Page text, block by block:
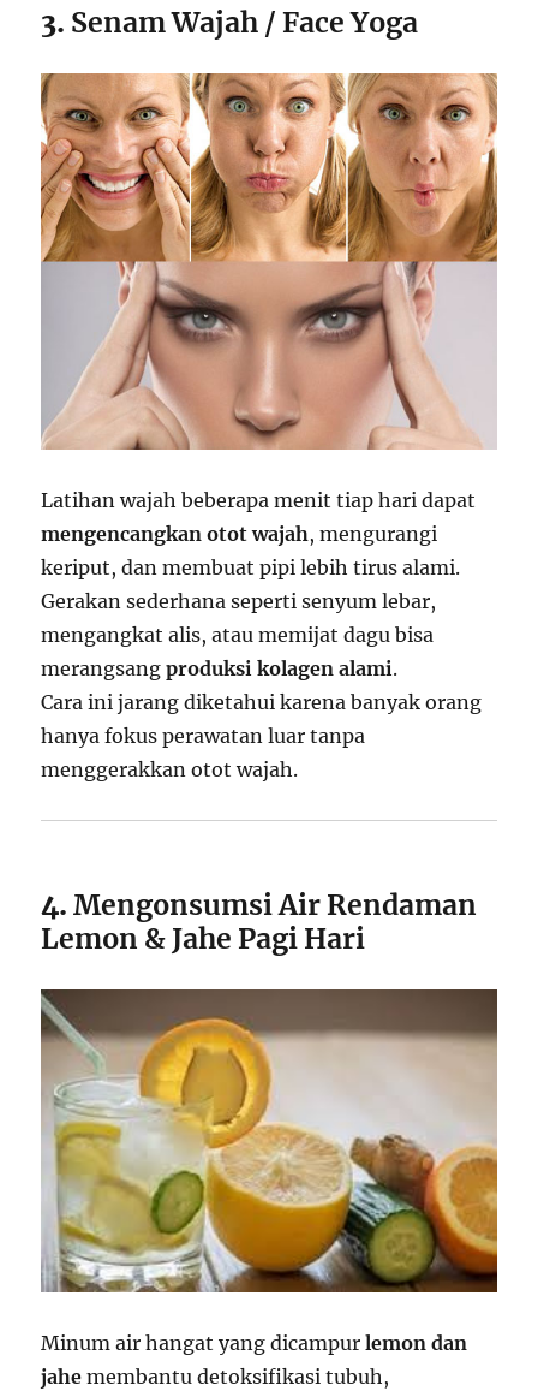
3. Senam Wajah / Face Yoga
Latihan wajah beberapa menit tiap hari dapat
mengencangkan otot wajah, mengurangi
keriput, dan membuat pipi lebih tirus alami.
Gerakan sederhana seperti senyum lebar,
mengangkat alis, atau memijat dagu bisa
merangsangproduksi kolagen alami.
Cara ini jarang diketahui karena banyak orang
hanya fokus perawatan luar tanpa
menggerakkan otot wajah.
4.Mengonsumsi Air Rendaman
Lemon & Jahe Pagi Hari
Minum air hangat yang dicampurlemon dan
jahe membantu detoksifikasi tubuh,